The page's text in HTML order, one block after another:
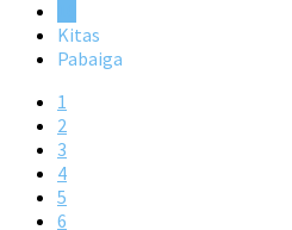
Kitas
Pabaiga
1
2
3
4
5
6